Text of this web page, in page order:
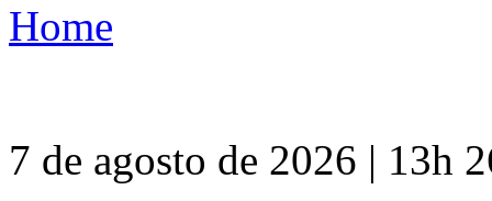
Home
7 de agosto de 2026 | 13h